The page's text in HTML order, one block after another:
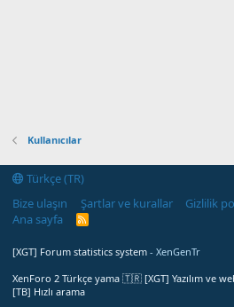
Kullanıcılar
Türkçe (TR)
Bize ulaşın
Şartlar ve kurallar Gizlilik
Ana sayfa
R
[XGT] Forum statistics system - XenGenTr
XenForo 2 Türkçe yama 🇹🇷 [XGT] Yazılım ve
[TB] Hızlı arama